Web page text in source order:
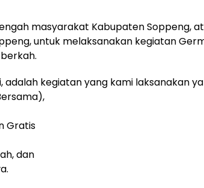
masyarakat Kabupaten Soppeng,
untuk melaksanakan kegiatan
adalah kegiatan yang kami laksanakan
Gratis
dan